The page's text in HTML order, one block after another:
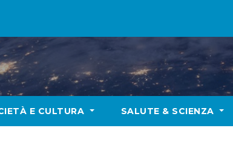
E CULTURA SALUTE & SCIENZA